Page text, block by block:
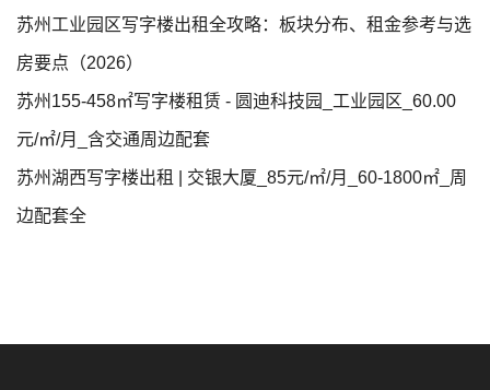
苏州工业园区写字楼出租全攻略：板块分布、租金参考与选
房要点（2026）
苏州155-458㎡写字楼租赁 - 圆迪科技园_工业园区_60.00
元/㎡/月_含交通周边配套
苏州湖西写字楼出租 | 交银大厦_85元/㎡/月_60-1800㎡_周
边配套全